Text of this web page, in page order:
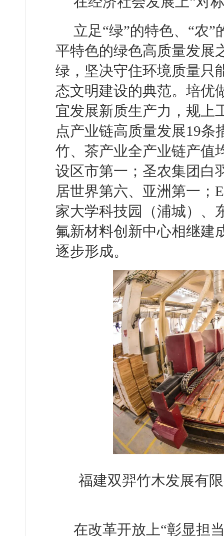
立足“绿”的特色、“农
平特色的绿色高质量发展
绿，坚决守住环境质量只
态文明建设的典范。培优
宜发展新质生产力，规上
点产业链高质量发展19条
竹、茶产业全产业链产值
设区市第一；圣农集团白
居世界第六、亚洲第一；
家大学科技园（浦城）、
氟新材料创新中心相继建
逐步形成。
福建双羿竹木发展有
在改革开放上“彰显担